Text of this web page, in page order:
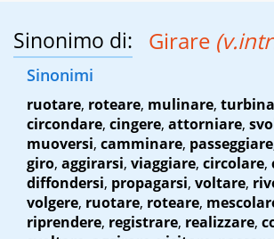
Sinonimo di: Girare
Sinonimi
ruotare, roteare, mulinare,
circondare, cingere, attorniare,
muoversi, camminare, passeggiare
giro, aggirarsi, viaggiare, circolare,
diffondersi, propagarsi, voltare,
volgere, ruotare, roteare,
riprendere, registrare, realizzare,